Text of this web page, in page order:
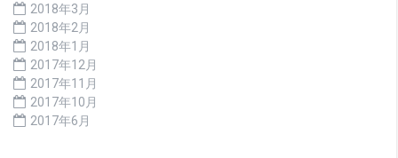
2018年3月
2018年2月
2018年1月
2017年12月
2017年11月
2017年10月
2017年6月